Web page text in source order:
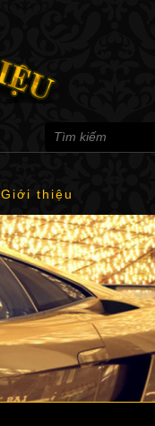
Giới thiệu